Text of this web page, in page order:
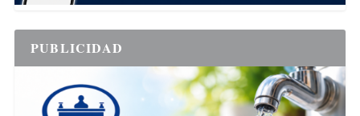
PUBLICIDAD